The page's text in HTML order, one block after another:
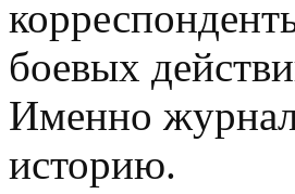
боевых
Именно
историю.